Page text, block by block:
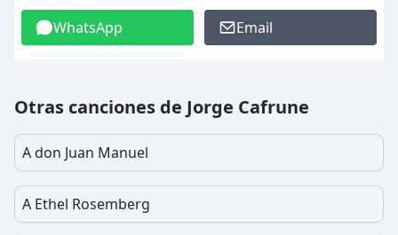
WhatsApp Email
Otras canciones de Jorge Cafrune
A don Juan Manuel
A Ethel Rosemberg